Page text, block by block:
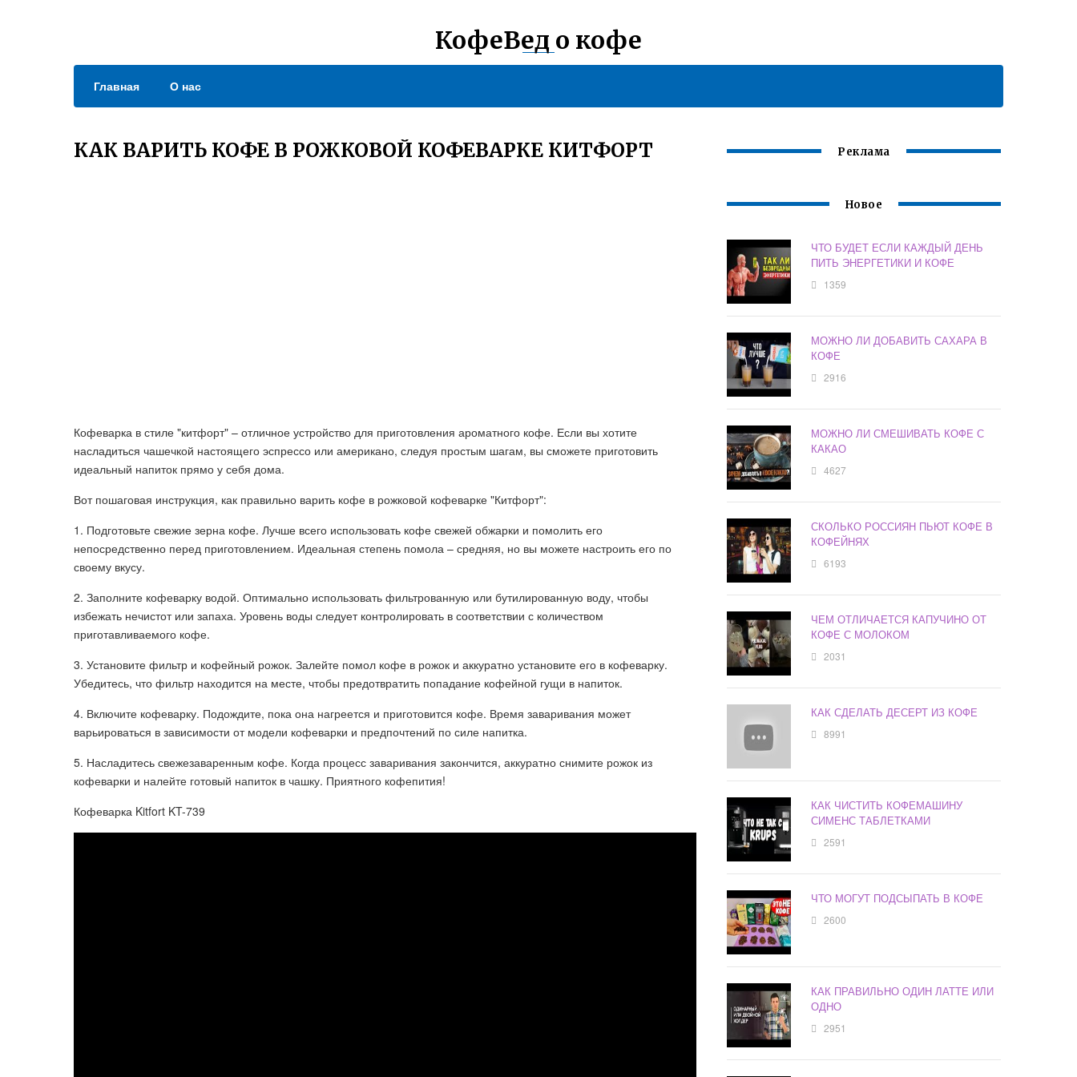
КофеВед о кофе
Главная О нас
КАК ВАРИТЬ КОФЕ В РОЖКОВОЙ КОФЕВАРКЕ КИТФОРТ
Кофеварка в стиле "китфорт" – отличное устройство для приготовления ароматного кофе. Если вы хотите
насладиться чашечкой настоящего эспрессо или американо, следуя простым шагам, вы сможете приготовить
идеальный напиток прямо у себя дома.
Вот пошаговая инструкция, как правильно варить кофе в рожковой кофеварке "Китфорт":
1. Подготовьте свежие зерна кофе. Лучше всего использовать кофе свежей обжарки и помолить его
непосредственно перед приготовлением. Идеальная степень помола – средняя, но вы можете настроить его по
своему вкусу.
2. Заполните кофеварку водой. Оптимально использовать фильтрованную или бутилированную воду, чтобы
избежать нечистот или запаха. Уровень воды следует контролировать в соответствии с количеством
приготавливаемого кофе.
3. Установите фильтр и кофейный рожок. Залейте помол кофе в рожок и аккуратно установите его в кофеварку.
Убедитесь, что фильтр находится на месте, чтобы предотвратить попадание кофейной гущи в напиток.
4. Включите кофеварку. Подождите, пока она нагреется и приготовится кофе. Время заваривания может
варьироваться в зависимости от модели кофеварки и предпочтений по силе напитка.
5. Насладитесь свежезаваренным кофе. Когда процесс заваривания закончится, аккуратно снимите рожок из
кофеварки и налейте готовый напиток в чашку. Приятного кофепития!
Кофеварка Kitfort KT-739
Реклама
Новое
ЧТО БУДЕТ ЕСЛИ КАЖДЫЙ ДЕНЬ
ПИТЬ ЭНЕРГЕТИКИ И КОФЕ
1359
МОЖНО ЛИ ДОБАВИТЬ САХАРА В
КОФЕ
2916
МОЖНО ЛИ СМЕШИВАТЬ КОФЕ С
КАКАО
4627
СКОЛЬКО РОССИЯН ПЬЮТ КОФЕ В
КОФЕЙНЯХ
6193
ЧЕМ ОТЛИЧАЕТСЯ КАПУЧИНО ОТ
КОФЕ С МОЛОКОМ
2031
КАК СДЕЛАТЬ ДЕСЕРТ ИЗ КОФЕ
8991
КАК ЧИСТИТЬ КОФЕМАШИНУ
СИМЕНС ТАБЛЕТКАМИ
2591
ЧТО МОГУТ ПОДСЫПАТЬ В КОФЕ
2600
КАК ПРАВИЛЬНО ОДИН ЛАТТЕ ИЛИ
ОДНО
2951